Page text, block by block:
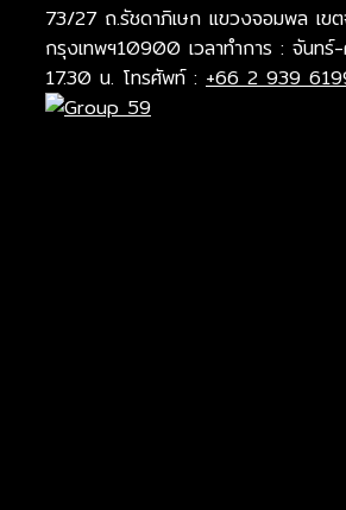
73/27 ถ.รัชดาภิเษก แขวงจอมพล เข
กรุงเทพฯ10900 เวลาทำการ : จันท
17.30 น. โทรศัพท์ : +66 2 939